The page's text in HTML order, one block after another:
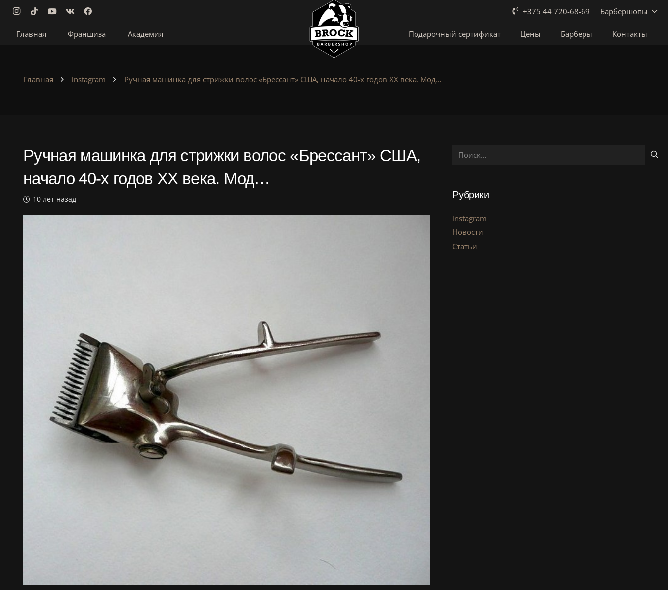
+375 44 720-68-69 Барбершопы
Главная Франшиза Академия Подарочный сертификат Цены Барберы Контакты
Главная instagram Ручная машинка для стрижки волос «Брессант» США, начало 40-х годов ХХ века. Мод…
Ручная машинка для стрижки волос «Брессант» США,
начало 40-х годов ХХ века. Мод…
10 лет назад Рубрики
instagram
Новости
Статьи